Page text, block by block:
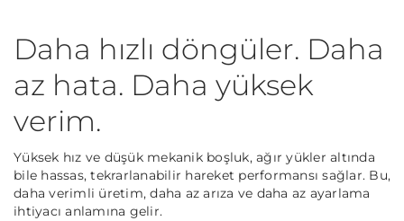
Daha hızlı döngüler. Daha
az hata. Daha yüksek
verim.
Yüksek hız ve düşük mekanik boşluk, ağır yükler altında
bile hassas, tekrarlanabilir hareket performansı sağlar. Bu,
daha verimli üretim, daha az arıza ve daha az ayarlama
ihtiyacı anlamına gelir.